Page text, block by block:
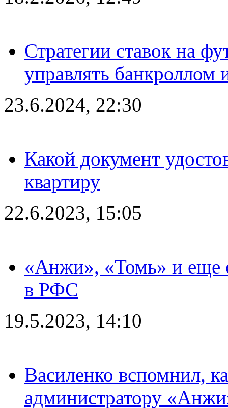
Стратегии ставок на
управлять банкроллом
23.6.2024, 22:30
Какой документ
квартиру
22.6.2023, 15:05
«Анжи», «Томь» и еще
в РФС
19.5.2023, 14:10
Василенко вспомнил,
администратору